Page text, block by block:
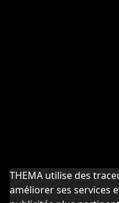
THEMA utilise des
améliorer ses services